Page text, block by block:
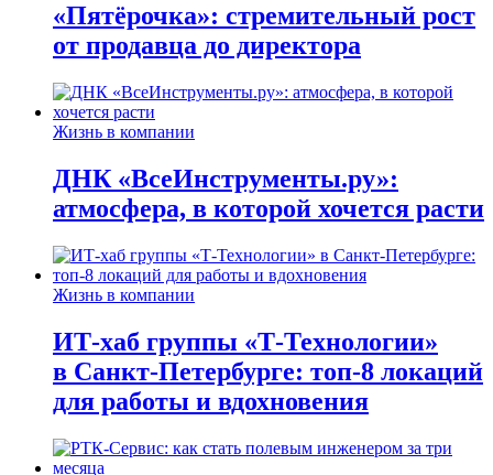
«Пятёрочка»: стремительный рост
от продавца до директора
Жизнь в компании
ДНК «ВсеИнструменты.ру»:
атмосфера, в которой хочется расти
Жизнь в компании
ИТ-хаб группы «Т-Технологии»
в Санкт-Петербурге: топ-8 локаций
для работы и вдохновения